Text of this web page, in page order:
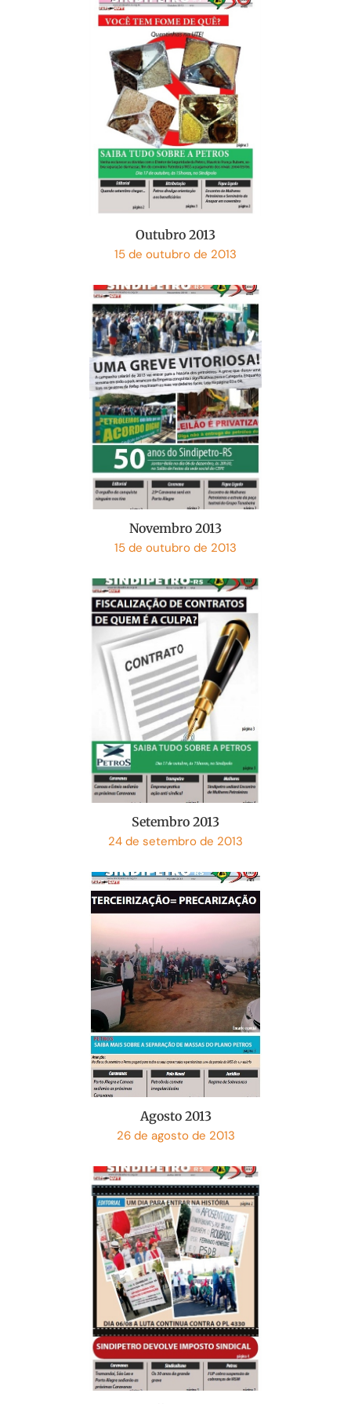
Outubro 2013
15 de outubro de 2013
Novembro 2013
15 de outubro de 2013
Setembro 2013
24 de setembro de 2013
Agosto 2013
26 de agosto de 2013